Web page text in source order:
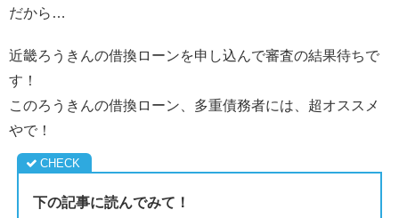
だから…
近畿ろうきんの借換ローンを申し込んで審査の結果待ちで
す！
このろうきんの借換ローン、多重債務者には、超オススメ
やで！
下の記事に読んでみて！